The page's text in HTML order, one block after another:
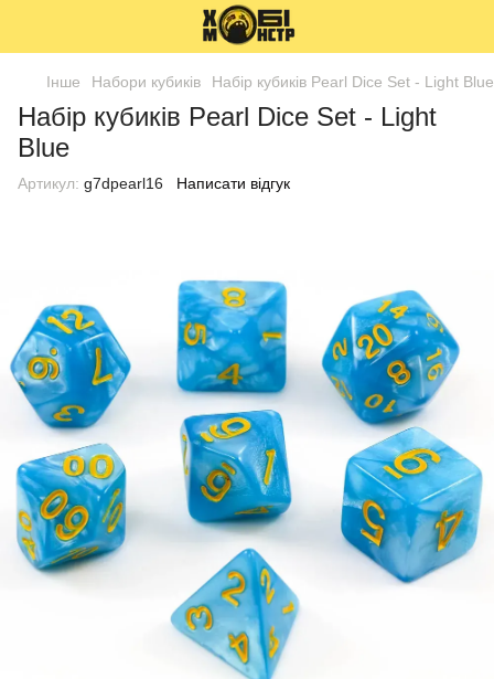
Інше Набори кубиків Набір кубиків Pearl Dice Set - Light Blue
Набір кубиків Pearl Dice Set - Light
Blue
Артикул: g7dpearl16 Написати відгук